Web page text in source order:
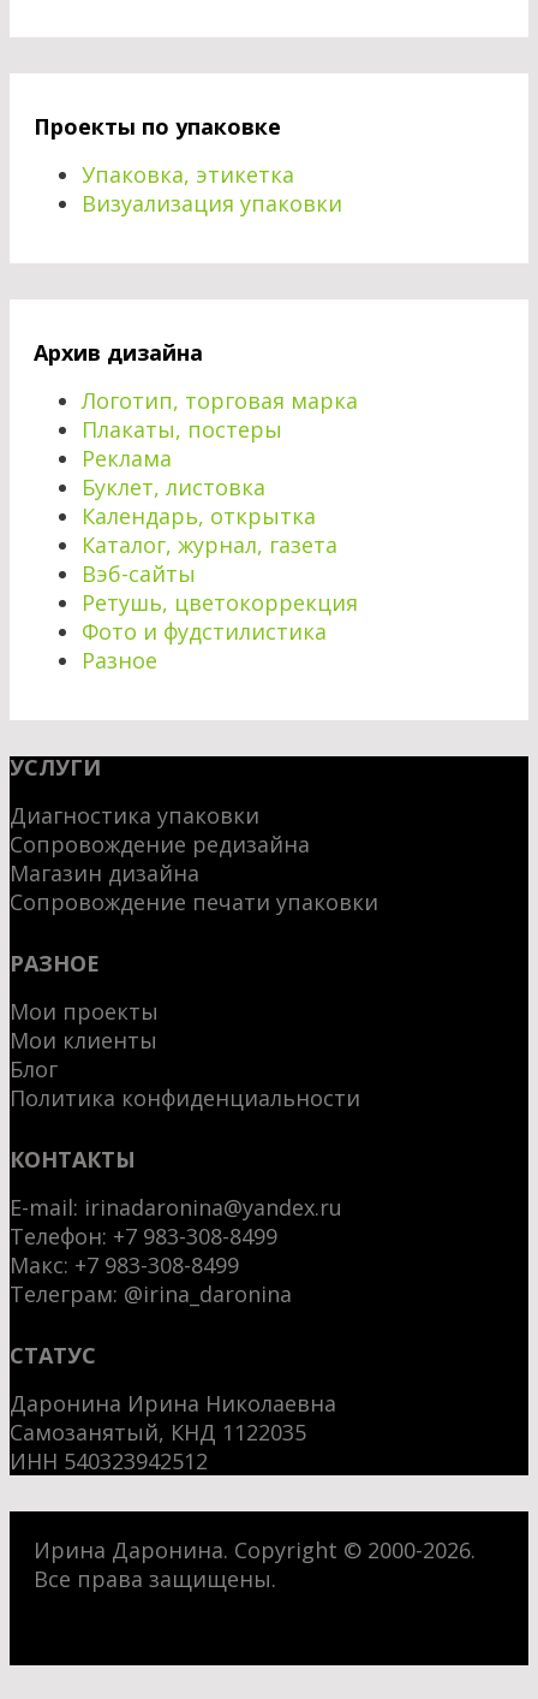
Проекты по упаковке
Упаковка, этикетка
Визуализация упаковки
Архив дизайна
Логотип, торговая марка
Плакаты, постеры
Реклама
Буклет, листовка
Календарь, открытка
Каталог, журнал, газета
Вэб-сайты
Ретушь, цветокоррекция
Фото и фудстилистика
Разное
УСЛУГИ
Диагностика упаковки
Сопровождение редизайна
Магазин дизайна
Сопровождение печати упаковки
РАЗНОЕ
Мои проекты
Мои клиенты
Блог
Политика конфиденциальности
КОНТАКТЫ
E-mail: irinadaronina@yandex.ru
Телефон: +7 983-308-8499
Макс: +7 983-308-8499
Телеграм: @irina_daronina
СТАТУС
Даронина Ирина Николаевна
Самозанятый, КНД 1122035
ИНН 540323942512
Ирина Даронина. Copyright © 2000-2026.
Все права защищены.